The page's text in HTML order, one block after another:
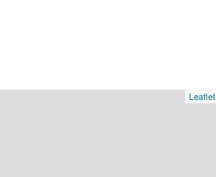
Leaflet